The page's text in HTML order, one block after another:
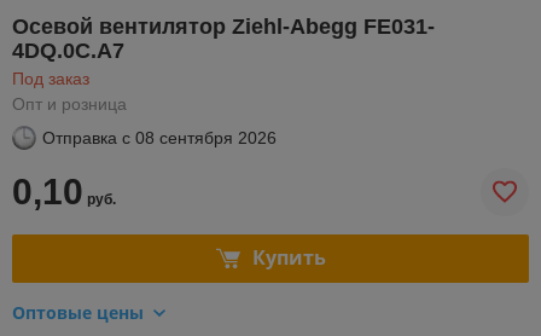
Осевой вентилятор Ziehl-Abegg FE031-
4DQ.0C.A7
Под заказ
Опт и розница
Отправка с 08 сентября 2026
0,10 руб.
Купить
Оптовые цены